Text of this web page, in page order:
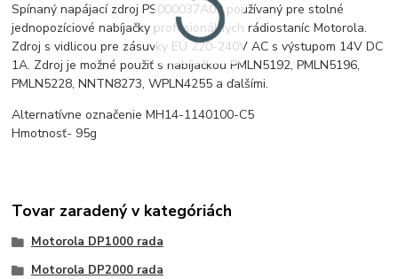
Spínaný napájací zdroj PS000037A01 používaný pre stolné
jednopozíciové nabíjačky profesionálnych rádiostaníc Motorola.
Zdroj s vidlicou pre zásuvky EÚ 220-240V AC s výstupom 14V DC
1A. Zdroj je možné použiť s nabíjačkou PMLN5192, PMLN5196,
PMLN5228, NNTN8273, WPLN4255 a ďalšími.
Alternatívne označenie MH14-1140100-C5
Hmotnosť- 95g
Tovar zaradený v kategóriách
Motorola DP1000 rada
Motorola DP2000 rada